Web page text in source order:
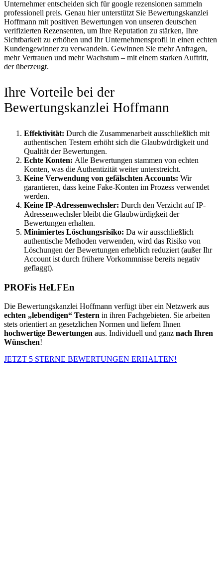
Unternehmer entscheiden sich für google rezensionen sammeln
professionell preis. Genau hier unterstützt Sie Bewertungskanzlei
Hoffmann mit positiven Bewertungen von unseren deutschen
verifizierten Rezensenten, um Ihre Reputation zu stärken, Ihre
Sichtbarkeit zu erhöhen und Ihr Unternehmensprofil in einen echten
Kundengewinner zu verwandeln. Gewinnen Sie mehr Anfragen,
mehr Vertrauen und mehr Wachstum – mit einem starken Auftritt,
der überzeugt.
Ihre Vorteile bei der
Bewertungskanzlei Hoffmann
Effektivität: Durch die Zusammenarbeit ausschließlich mit
authentischen Testern erhöht sich die Glaubwürdigkeit und
Qualität der Bewertungen.
Echte Konten: Alle Bewertungen stammen von echten
Konten, was die Authentizität weiter unterstreicht.
Keine Verwendung von gefälschten Accounts: Wir
garantieren, dass keine Fake-Konten im Prozess verwendet
werden.
Keine IP-Adressenwechsler: Durch den Verzicht auf IP-
Adressenwechsler bleibt die Glaubwürdigkeit der
Bewertungen erhalten.
Minimiertes Löschungsrisiko: Da wir ausschließlich
authentische Methoden verwenden, wird das Risiko von
Löschungen der Bewertungen erheblich reduziert (außer Ihr
Account ist durch frühere Vorkommnisse bereits negativ
geflaggt).
PROFis HeLFEn
Die Bewertungskanzlei Hoffmann verfügt über ein Netzwerk aus
echten „lebendigen“ Testern in ihren Fachgebieten. Sie arbeiten
stets orientiert an gesetzlichen Normen und liefern Ihnen
hochwertige Bewertungen aus. Individuell und ganz nach Ihren
Wünschen!
JETZT 5 STERNE BEWERTUNGEN ERHALTEN!